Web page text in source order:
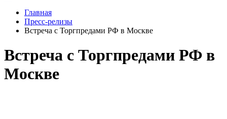
Главная
Пресс-релизы
Встреча с Торгпредами РФ в Москве
Встреча с Торгпредами РФ в
Москве